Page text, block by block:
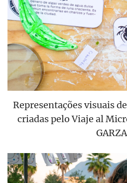
Representações visuais
criadas pelo Viaje al
GARZA